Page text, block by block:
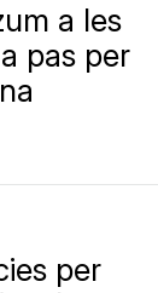
a les
pas per
per